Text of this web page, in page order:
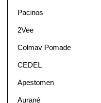
Pacinos
2Vee
Colmav Pomade
CEDEL
Apestomen
Aurané